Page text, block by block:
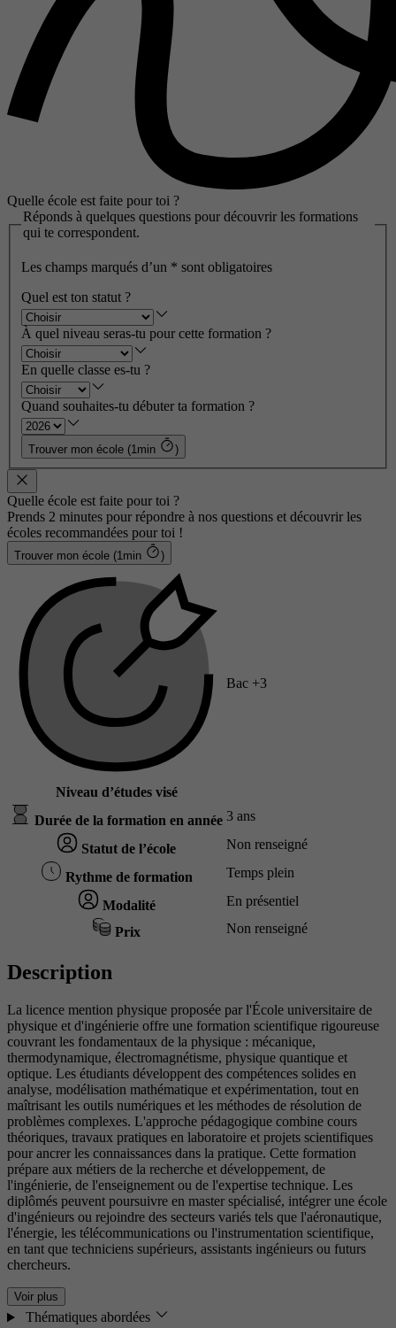
Quelle école est faite pour toi ?
Réponds à quelques questions pour découvrir les formations
qui te correspondent.
Les champs marqués d’un * sont obligatoires
Quel est ton statut ?
À quel niveau seras-tu pour cette formation ?
En quelle classe es-tu ?
Quand souhaites-tu débuter ta formation ?
Trouver mon école (1min )
Quelle école est faite pour toi ?
Prends 2 minutes pour répondre à nos questions et découvrir les
écoles recommandées pour toi !
Trouver mon école (1min )
Niveau d’études visé
Bac +3
Durée de la formation en année 3 ans
Statut de l’école Non renseigné
Rythme de formation Temps plein
Modalité En présentiel
Prix Non renseigné
Description
La licence mention physique proposée par l'École universitaire de
physique et d'ingénierie offre une formation scientifique rigoureuse
couvrant les fondamentaux de la physique : mécanique,
thermodynamique, électromagnétisme, physique quantique et
optique. Les étudiants développent des compétences solides en
analyse, modélisation mathématique et expérimentation, tout en
maîtrisant les outils numériques et les méthodes de résolution de
problèmes complexes. L'approche pédagogique combine cours
théoriques, travaux pratiques en laboratoire et projets scientifiques
pour ancrer les connaissances dans la pratique. Cette formation
prépare aux métiers de la recherche et développement, de
l'ingénierie, de l'enseignement ou de l'expertise technique. Les
diplômés peuvent poursuivre en master spécialisé, intégrer une école
d'ingénieurs ou rejoindre des secteurs variés tels que l'aéronautique,
l'énergie, les télécommunications ou l'instrumentation scientifique,
en tant que techniciens supérieurs, assistants ingénieurs ou futurs
chercheurs.
Voir plus
Thématiques abordées